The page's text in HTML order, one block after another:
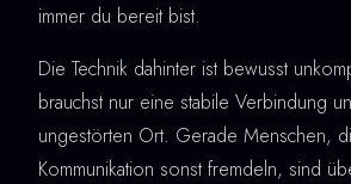
immer du bereit bist.
Die Technik dahinter ist bewusst
brauchst nur eine stabile Verbindung
ungestörten Ort. Gerade Menschen,
Kommunikation sonst fremdeln, sind